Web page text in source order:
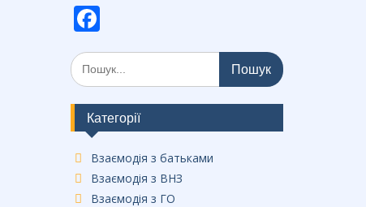
F
ac
e
b
o
o
k
Шукати:
Категорії
Взаємодія з батьками
Взаємодія з ВНЗ
Взаємодія з ГО